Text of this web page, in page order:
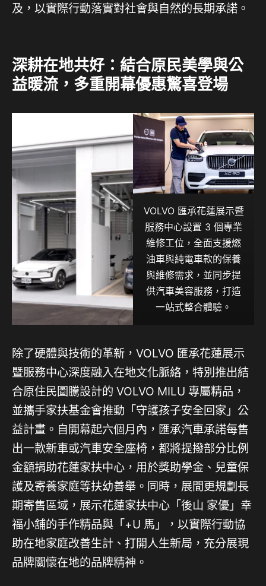
及，以實際行動落實對社會與自然的長期承諾。
深耕在地共好：結合原民美學與公
益暖流，多重開幕優惠驚喜登場
VOLVO 匯承花蓮展示暨
服務中心設置 3 個專業
維修工位，全面支援燃
油車與純電車款的保養
與維修需求，並同步提
供汽車美容服務，打造
一站式整合體驗。
除了硬體與技術的革新，VOLVO 匯承花蓮展示
暨服務中心深度融入在地文化脈絡，特別推出結
合原住民圖騰設計的 VOLVO MILU 專屬精品，
並攜手家扶基金會推動「守護孩子安全回家」公
益計畫。自開幕起六個月內，匯承汽車承諾每售
出一款新車或汽車安全座椅，都將提撥部分比例
金額捐助花蓮家扶中心，用於獎助學金、兒童保
護及寄養家庭等扶幼善舉。同時，展間更規劃長
期寄售區域，展示花蓮家扶中心「後山 家優」幸
福小舖的手作精品與「+U 馬」，以實際行動協
助在地家庭改善生計、打開人生新局，充分展現
品牌關懷在地的品牌精神。